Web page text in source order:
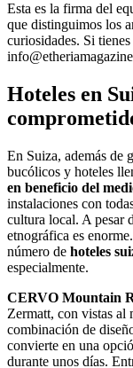
Esta es la firma del
que distinguimos los
curiosidades. Si
Hoteles en
En Suiza, además de
bucólicos y hoteles
en beneficio del
instalaciones con
cultura local. A pesar
etnográfica es
número de hoteles
especialmente.
CERVO Mountain
Zermatt, con vistas al
combinación de
convierte en una
durante unos días.